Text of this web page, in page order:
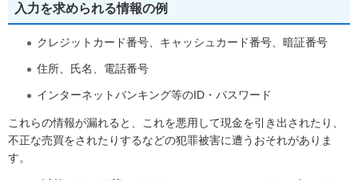
入力を求められる情報の例
クレジットカード番号、キャッシュカード番号、暗証番号
住所、氏名、電話番号
インターネットバンキング等のID・パスワード
これらの情報が漏れると、これを悪用して現金を引き出されたり、
不正な売買をされたりするなどの犯罪被害に遭うおそれがありま
す。